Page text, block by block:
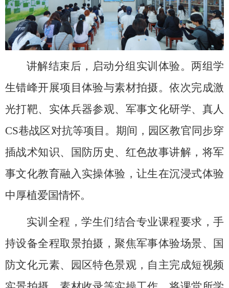
讲解结束后，启动分组实训体验。两组学
生错峰开展项目体验与素材拍摄。依次完成激
光打靶、实体兵器参观、军事文化研学、真人
CS巷战区对抗等项目。期间，园区教官同步穿
插战术知识、国防历史、红色故事讲解，将军
事文化教育融入实操体验，让生在沉浸式体验
中厚植爱国情怀。
实训全程，学生们结合专业课程要求，手
持设备全程取景拍摄，聚焦军事体验场景、国
防文化元素、园区特色景观，自主完成短视频